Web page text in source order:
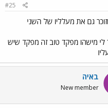
#25
גם את מעלליו של השני
מישהו מפקד טוב זה מפקד שיש
באיה
New member